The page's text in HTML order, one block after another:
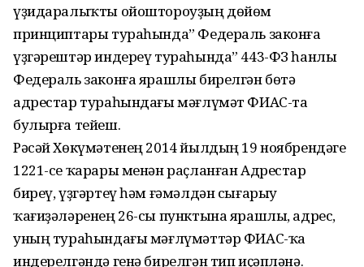
үҙидаралыҡты ойоштороуҙың дөйөм
принциптары тураһында” Федераль законға
үҙгәрештәр индереү тураһында” 443-ФЗ һанлы
Федераль законға ярашлы бирелгән бөтә
адрестар тураһындағы мәғлүмәт ФИАС-та
булырға тейеш.
Рәсәй Хөкүмәтенең 2014 йылдың 19 ноябрендәге
1221-се ҡарары менән раҫланған Адрестар
биреү, үҙгәртеү һәм ғәмәлдән сығарыу
ҡағиҙәләренең 26-сы пунктына ярашлы, адрес,
уның тураһындағы мәғлүмәттәр ФИАС-ҡа
индерелгәндә генә бирелгән тип иҫәпләнә.